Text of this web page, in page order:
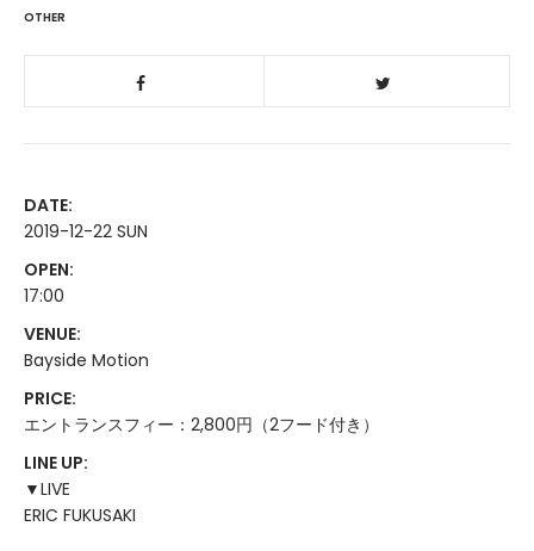
OTHER
DATE:
2019-12-22 SUN
OPEN:
17:00
VENUE:
Bayside Motion
PRICE:
エントランスフィー：2,800円（2フード付き）
LINE UP:
▼LIVE
ERIC FUKUSAKI